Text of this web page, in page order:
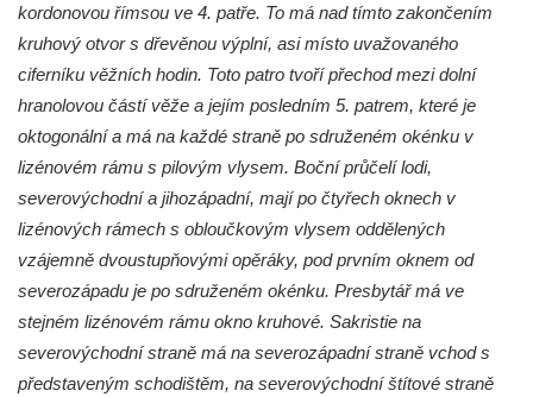
Výklenková kaple u rozcestí u domu čp. 42
v Krásné u Pěnčína
Márnice na hřbitově v Krásné u Pěnčína
Výklenková kaple naproti domu čp. 34 v
Krásné u Pěnčína
Kostel svatého Josefa v Krásné u Pěnčína
Hřbitovní kaple/márnice na hřbitově v
Teplicích nad Metují
kordonovou římsou ve 4. patře. To má nad tímto zakončením
kruhový otvor s dřevěnou výplní, asi místo uvažovaného
ciferníku věžních hodin. Toto patro tvoří přechod mezi dolní
hranolovou částí věže a jejím posledním 5. patrem, které je
oktogonální a má na každé straně po sdruženém okénku v
lizénovém rámu s pilovým vlysem. Boční průčelí lodi,
severovýchodní a jihozápadní, mají po čtyřech oknech v
lizénových rámech s obloučkovým vlysem oddělených
vzájemně dvoustupňovými opěráky, pod prvním oknem od
severozápadu je po sdruženém okénku. Presbytář má ve
stejném lizénovém rámu okno kruhové. Sakristie na
severovýchodní straně má na severozápadní straně vchod s
představeným schodištěm, na severovýchodní štítové straně